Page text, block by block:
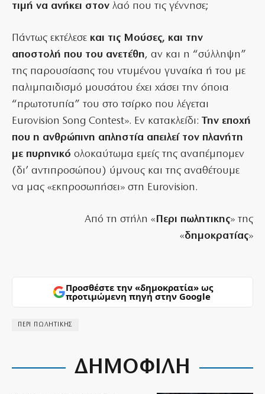
τιμή να ανήκει στον λαό που τις γέννησε;
Πάντως εκτέλεσε και τις Μούσες, και την
αποστολή που του ανετέθη, αν και η “σύλληψη”
της παρουσίασης του ντυμένου γυναίκα ή του με
παλιμπαιδισμό μουσάτου έχει χάσει την όποια
“πρωτοτυπία” του στο τσίρκο που λέγεται
Eurovision Song Contest». Εν κατακλείδι: Την εποχή
που η ανθρώπινη απληστία απειλεί τον πλανήτη
με πυρηνικό ολοκαύτωμα εμείς της αναπέμπομεν
(δι’ αντιπροσώπου) ύμνους και της αναθέτουμε
να μας «εκπροσωπήσει» στη Eurovision.
Από τη στήλη «Περι πωλητικης» της
«δημοκρατίας»
Προσθέστε την «δημοκρατία» ως
προτιμώμενη πηγή στην Google
ΠΕΡΙ ΠΩΛΗΤΙΚΗΣ
ΔΗΜΟΦΙΛΗ